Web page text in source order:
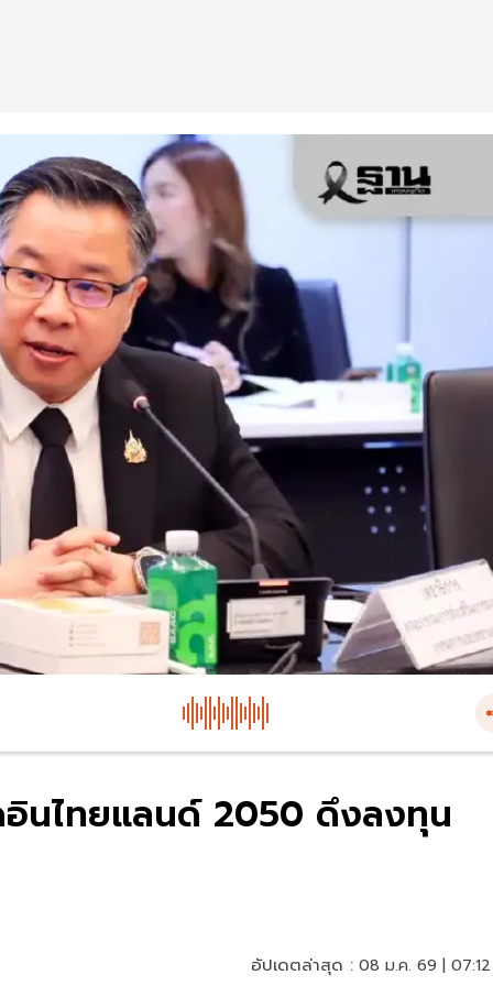
นไทยแลนด์ 2050 ดึงลงทุน
อัปเดตล่าสุด : 08 ม.ค. 69 |